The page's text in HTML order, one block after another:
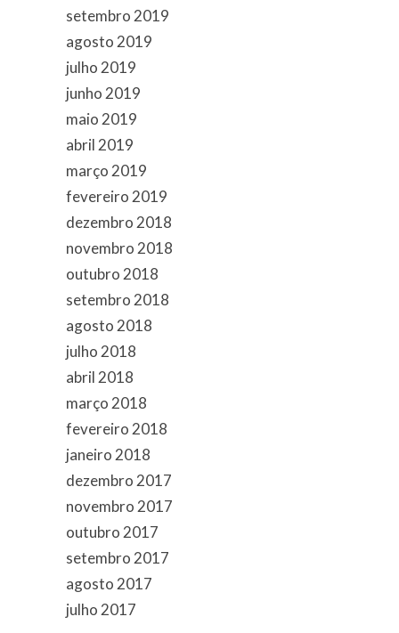
setembro 2019
agosto 2019
julho 2019
junho 2019
maio 2019
abril 2019
março 2019
fevereiro 2019
dezembro 2018
novembro 2018
outubro 2018
setembro 2018
agosto 2018
julho 2018
abril 2018
março 2018
fevereiro 2018
janeiro 2018
dezembro 2017
novembro 2017
outubro 2017
setembro 2017
agosto 2017
julho 2017